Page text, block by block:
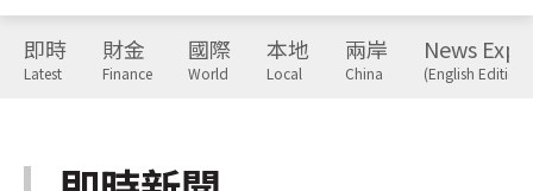
即時
Latest
財金
Finance
國際
World
本地
Local
兩岸
China
News
(English Edition)